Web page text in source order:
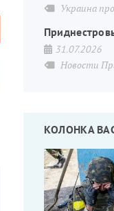
Украина
31.07.2026
Новости
КОЛОНКА